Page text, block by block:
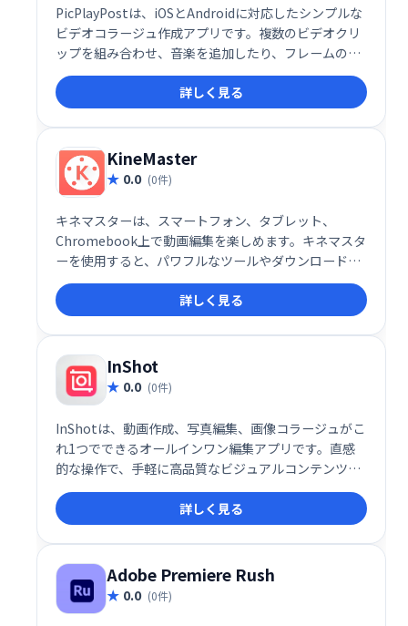
PicPlayPostは、iOSとAndroidに対応したシンプルな
ビデオコラージュ作成アプリです。複数のビデオクリ
ップを組み合わせ、音楽を追加したり、フレームのデ
ザインをカスタマイズしたりできます。直感的な操作
で、魅力的なビデオコラージュを簡単に作成可能。ナ
レーション付きビデオ制作にも最適です。
詳しく見る
KineMaster
0.0 (0件)
キネマスターは、スマートフォン、タブレット、
Chromebook上で動画編集を楽しめます。キネマスタ
ーを使用すると、パワフルなツールやダウンロード可
能なコンテンツなどを使って動画編集をこれまでにな
く簡単にします。
詳しく見る
InShot
0.0 (0件)
InShotは、動画作成、写真編集、画像コラージュがこ
れ1つでできるオールインワン編集アプリです。直感
的な操作で、手軽に高品質なビジュアルコンテンツを
作成できます。動画編集初心者からプロまで、幅広い
ユーザーにご利用いただけます。
詳しく見る
Adobe Premiere Rush
0.0 (0件)